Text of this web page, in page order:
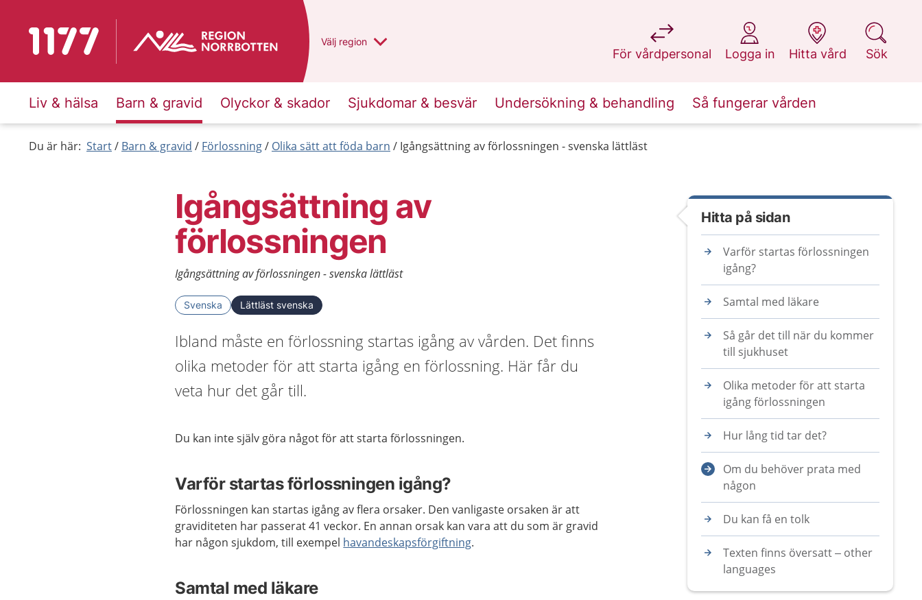
Till startsidan för 1177 Du har valt region
Välj en annan
region
För vårdpersonal
på 1177.se
Logga in
på 1177.se
Hitta vård
på 1177.se
Sök
på 1177.se
Liv & hälsa Barn & gravid Olyckor & skador Sjukdomar & besvär Undersökning & behandling Så fungerar vården
Du är här: Start Barn & gravid Förlossning Olika sätt att föda barn Igångsättning av förlossningen - svenska lättläst
Igångsättning av
förlossningen
Igångsättning av förlossningen - svenska lättläst
Svenska Lättläst svenska
Ibland måste en förlossning startas igång av vården. Det finns
olika metoder för att starta igång en förlossning. Här får du
veta hur det går till.
Du kan inte själv göra något för att starta förlossningen.
Varför startas förlossningen igång?
Förlossningen kan startas igång av flera orsaker. Den vanligaste orsaken är att
graviditeten har passerat 41 veckor. En annan orsak kan vara att du som är gravid
har någon sjukdom, till exempel havandeskapsförgiftning.
Samtal med läkare
Hitta på sidan
Varför startas förlossningen
igång?
Samtal med läkare
Så går det till när du kommer
till sjukhuset
Olika metoder för att starta
igång förlossningen
Hur lång tid tar det?
Om du behöver prata med
någon
Du kan få en tolk
Texten finns översatt – other
languages